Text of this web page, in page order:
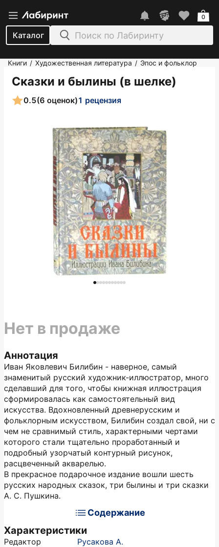
Каталог
0
Книги / Художественная литература / Эпос и фольклор
Сказки и былины (в шелке)
0.5(6 оценок)1 рецензия
Аннотация
Иван Яковлевич Билибин - наверное, самый
знаменитый русский художник-иллюстратор, много
сделавший для того, чтобы книжная иллюстрация
сформировалась как самостоятельный вид
искусства. Вдохновленный древнерусским и
фольклорным искусством, Билибин создал свой, ни с
чем не сравнимый стиль, характерными чертами
которого стали тщательно проработанный и
подробный узорчатый контурный рисунок,
расцвеченный акварелью.
В прекрасное подарочное издание вошли шесть
русских народных сказок, три былины и три сказки
А. С. Пушкина.
Содержание
Характеристики
Редактор
Русакова А.
Нет в продаже